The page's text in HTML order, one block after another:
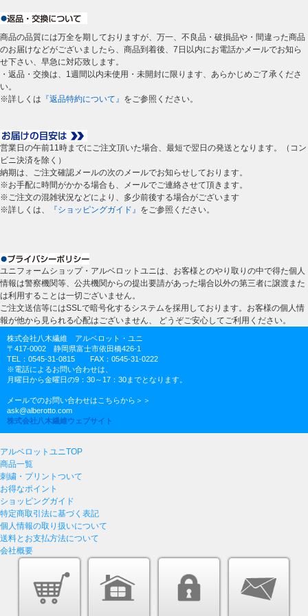
商品の品質には万全を期しておりますが、万一、不良品・破損品や・間違った商品
のお届けなどがございましたら、商品到着後、7日以内にお電話かメールでお知ら
せ下さい、早急に対応致します。
・返品・交換は、1週間以内未使用・未開封に限ります、あらかじめご了承くださ
い。
※詳しくは 『返品特約について』 をご参照ください。
営業日の午前11時までにご注文頂いた場合、最短で翌日の発送となります。（コン
ビニ決済を除く）
納期は、ご注文確認メールの次のメールでお知らせしております。
※お手配に時間がかかる場合も、メールでご連絡させて頂きます。
※ご注文の混雑状況などにより、多少前後する場合がございます
※詳しくは、
『ショッピングガイド』 をご参照ください。
ユニフォームショップ・アルベロットユニは、お客様とのやり取りの中で得た個人
情報は警察機関等、公共機関からの提出要請があった場合以外の第三者に譲渡また
は利用することは一切ございません。
ご注文送信等にはSSLで暗号化するシステムを採用しております。お客様の個人情
報が他から見られる心配はございません、 どうぞご安心してご利用ください。
株式会社八木繊維 アルベロット・ユニ
〒417-0002 静岡県富士市依田橋426-1
TEL：0545-31-0815 FAX：0545-31-0222
※電話によるお問い合わせは、
月曜日から金曜日の9：30～17：30までとなります。
メールでのお問い合わせはこちらから＞＞
ask@alberotto.com
株式会社八木繊維ウェブサイト
アルベロットユニTOP
商品一覧
刺繍・プリントついて
お得なポイント
ショッピングガイド
特定商取引法に基づく表記
個人情報の取り扱いについて
送料とお支払方法について
会社概要